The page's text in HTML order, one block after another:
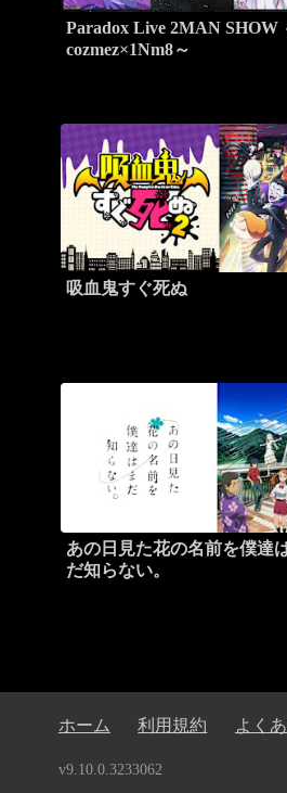
Paradox Live 2MAN SHOW
cozmez×1Nm8～
吸血鬼すぐ死ぬ
あの日見た花の名前を僕達
だ知らない。
ホーム 利用規約 よく
v9.10.0.3233062